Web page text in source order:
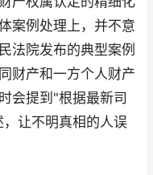
案例处理上，并不意
法院发布的典型案例
财产和一方个人财产
会提到"根据最新司
让不明真相的人误